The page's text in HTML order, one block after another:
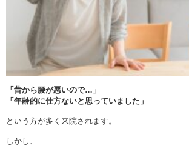
「昔から腰が悪いので…」
「年齢的に仕方ないと思っていました」
という方が多く来院されます。
しかし、